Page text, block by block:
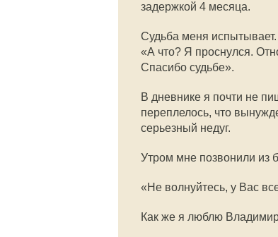
задержкой 4 месяца.
Судьба меня
«А что? Я проснулся.
Спасибо судьбе».
В дневнике я почти не
переплелось, что
серьезный недуг.
Утром мне позвонили из
«Не волнуйтесь, у Вас
Как же я люблю